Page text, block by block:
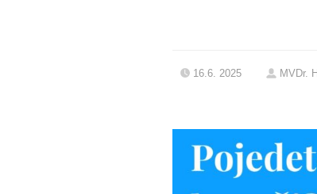
16.6. 2025 MVDr.